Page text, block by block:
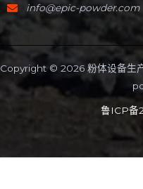
info@epic-powder.com
Copyright © 2026 粉体设备
鲁ICP备